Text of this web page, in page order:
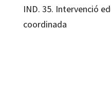
IND. 35. Intervenció
coordinada